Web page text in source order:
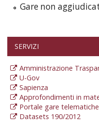
Gare non
SERVIZI
Amministrazione
U-Gov
Sapienza
Approfondimenti in
Portale gare telematiche
Datasets 190/2012